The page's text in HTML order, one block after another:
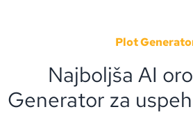
Plot
Najboljša AI
Generator za